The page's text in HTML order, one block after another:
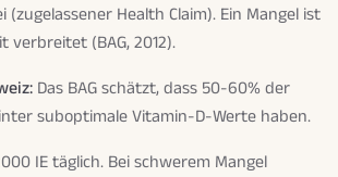
Health Claim). Ein Mangel ist
verbreitet (BAG, 2012).
Das BAG schätzt, dass 50-60% der
suboptimale Vitamin-D-Werte haben.
IE täglich. Bei schwerem Mangel